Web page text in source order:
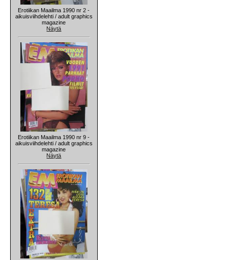
Erotiikan Maailma 1990 nr 2 -
aikuisviihdelehti / adult graphics
magazine
Näytä
Erotiikan Maailma 1990 nr 9 -
aikuisviihdelehti / adult graphics
magazine
Näytä